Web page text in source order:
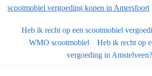
scootmobiel vergoeding kopen in Amersfoort
Heb ik recht op een scootmobiel
WMO scootmobiel
Heb ik recht op
vergoeding in Amstelveen?